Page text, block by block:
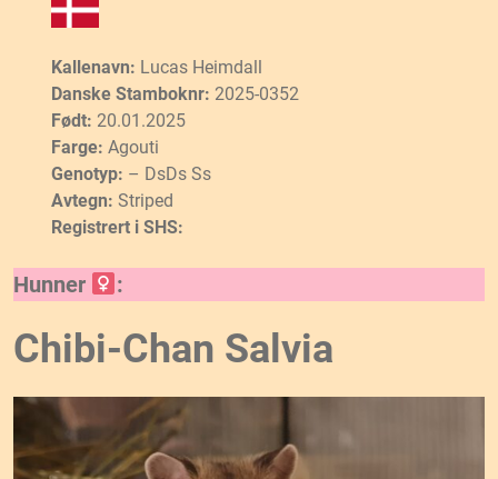
Kallenavn: Lucas Heimdall
Danske Stamboknr: 2025-0352
Født: 20.01.2025
Farge: Agouti
Genotyp: – DsDs Ss
Avtegn: Striped
Registrert i SHS:
Hunner :
Chibi-Chan Salvia